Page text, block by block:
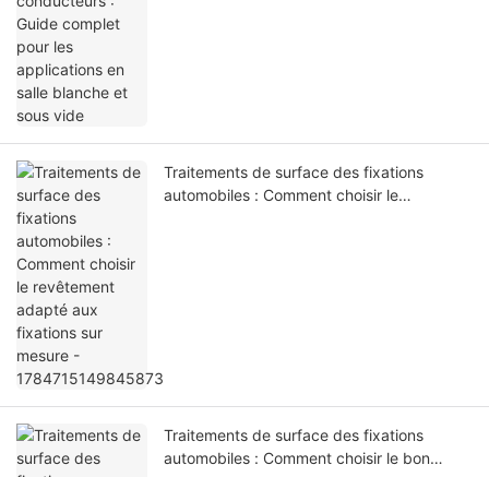
Traitements de surface des fixations
automobiles : Comment choisir le
Traitements de surface des fixations
automobiles : Comment choisir le bon